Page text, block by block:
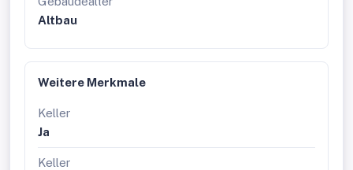
ohne Vermittlungsgebühren und provisionsfrei!
Angaben sind ohne Gewähr auf Richtigkeit und
Vollständigkeit. Druckfehler vorbehalten.
Altbau
Weitere Merkmale
Keller
Ja
Keller